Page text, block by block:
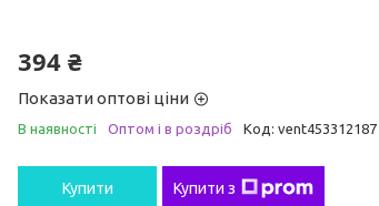
394 ₴
Показати оптові ціни
В наявності Оптом і в роздріб Код: vent453312187
Купити Купити з